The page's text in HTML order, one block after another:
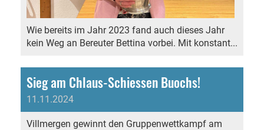
Wie bereits im Jahr 2023 fand auch dieses Jahr
kein Weg an Bereuter Bettina vorbei. Mit konstant...
Sieg am Chlaus-Schiessen Buochs!
11.11.2024
Villmergen gewinnt den Gruppenwettkampf am